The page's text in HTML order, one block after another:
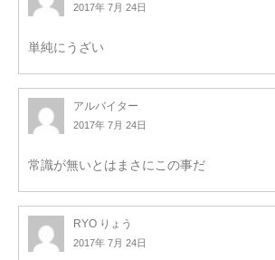
2017年 7月 24日
単純にうざい
アルバイター
2017年 7月 24日
常識が無いとはまさにこの事だ
RYO りょう
2017年 7月 24日